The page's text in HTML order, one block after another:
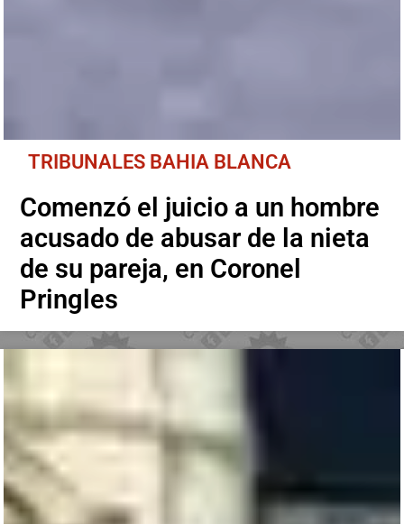
TRIBUNALES BAHIA BLANCA
Comenzó el juicio a un hombre
acusado de abusar de la nieta
de su pareja, en Coronel
Pringles